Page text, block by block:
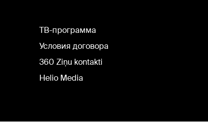
TВ-программа
Условия договора
360 Ziņu kontakti
Helio Media